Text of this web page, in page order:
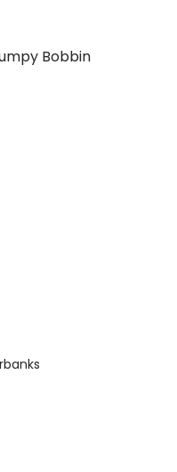
Bobbin